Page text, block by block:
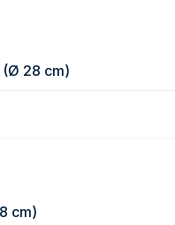
(Ø 28 cm)
cm)